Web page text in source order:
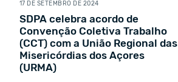
17 DE SETEMBRO DE 2024
SDPA celebra acordo de
Convenção Coletiva Trabalho
(CCT) com a União Regional das
Misericórdias dos Açores
(URMA)